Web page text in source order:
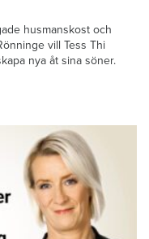
husmanskost och
vill Tess Thi
nya åt sina söner.